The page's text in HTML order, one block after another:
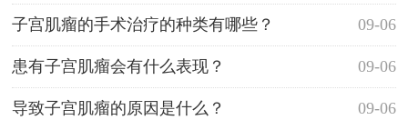
09-06
子宫肌瘤的手术治疗的种类有哪些？
09-06
患有子宫肌瘤会有什么表现？
09-06
导致子宫肌瘤的原因是什么？